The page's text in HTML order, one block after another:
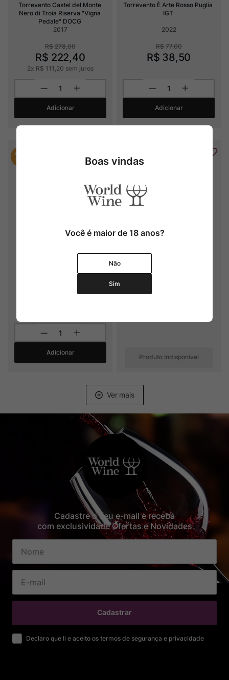
Torrevento Castel del Monte
Nero di Troia Riserva "Vigna
Pedale" DOCG
2017
R$ 278,00
R$ 222,40
2x R$ 111 20 sem juros
Adicionar
Torrevento È Arte Rosso Puglia
IGT
2022
R$ 77,00
R$ 38,50
Adicionar
40%
OFF
Adicionar
Produto Indisponível
Cadastre o seu e-mail e receba
com exclusividade Ofertas e Novidades
Cadastrar
Declaro que li e aceito os termos de segurança e privacidade
Boas vindas
Você é maior de 18 anos?
Não
Sim